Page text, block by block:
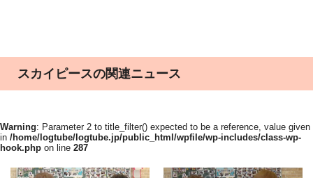
スカイピースの関連ニュース
Warning: Parameter 2 to title_filter() expected to be a reference, value given
in /home/logtube/logtube.jp/public_html/wpfile/wp-includes/class-wp-
hook.php on line 287